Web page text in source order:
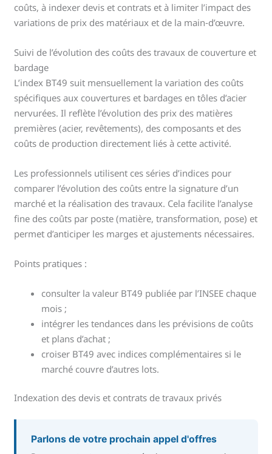
coûts, à indexer devis et contrats et à limiter l’impact des
variations de prix des matériaux et de la main‑d’œuvre.
Suivi de l’évolution des coûts des travaux de couverture et
bardage
L’index BT49 suit mensuellement la variation des coûts
spécifiques aux couvertures et bardages en tôles d’acier
nervurées. Il reflète l’évolution des prix des matières
premières (acier, revêtements), des composants et des
coûts de production directement liés à cette activité.
Les professionnels utilisent ces séries d’indices pour
comparer l’évolution des coûts entre la signature d’un
marché et la réalisation des travaux. Cela facilite l’analyse
fine des coûts par poste (matière, transformation, pose) et
permet d’anticiper les marges et ajustements nécessaires.
Points pratiques :
consulter la valeur BT49 publiée par l’INSEE chaque
mois ;
intégrer les tendances dans les prévisions de coûts
et plans d’achat ;
croiser BT49 avec indices complémentaires si le
marché couvre d’autres lots.
Indexation des devis et contrats de travaux privés
Parlons de votre prochain appel d'offres